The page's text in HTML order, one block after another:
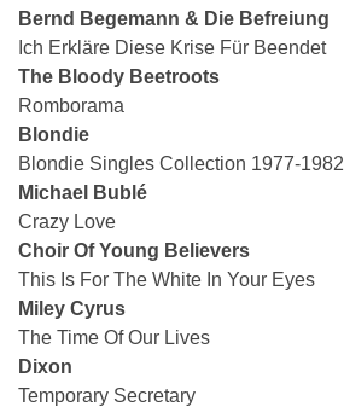
Bernd Begemann & Die Befreiung
Ich Erkläre Diese Krise Für Beendet
The Bloody Beetroots
Romborama
Blondie
Blondie Singles Collection 1977-1982
Michael Bublé
Crazy Love
Choir Of Young Believers
This Is For The White In Your Eyes
Miley Cyrus
The Time Of Our Lives
Dixon
Temporary Secretary